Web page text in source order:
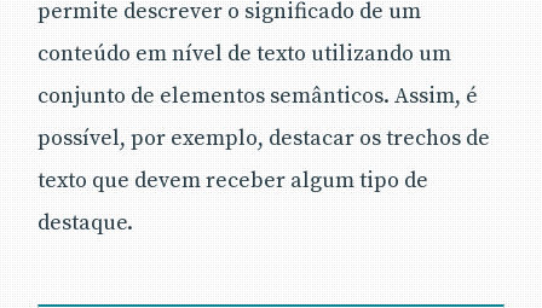
permite descrever o significado de um
conteúdo em nível de texto utilizando um
conjunto de elementos semânticos. Assim, é
possível, por exemplo, destacar os trechos de
texto que devem receber algum tipo de
destaque.